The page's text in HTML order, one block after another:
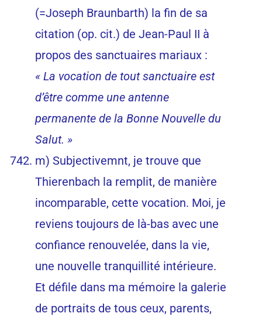
(=Joseph Braunbarth) la fin de sa
citation (op. cit.) de Jean-Paul II à
propos des sanctuaires mariaux :
« La vocation de tout sanctuaire est
d’être comme une antenne
permanente de la Bonne Nouvelle du
Salut. »
m) Subjectivemnt, je trouve que
Thierenbach la remplit, de manière
incomparable, cette vocation. Moi, je
reviens toujours de là-bas avec une
confiance renouvelée, dans la vie,
une nouvelle tranquillité intérieure.
Et défile dans ma mémoire la galerie
de portraits de tous ceux, parents,